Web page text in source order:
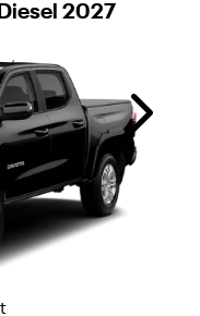
2027
Next